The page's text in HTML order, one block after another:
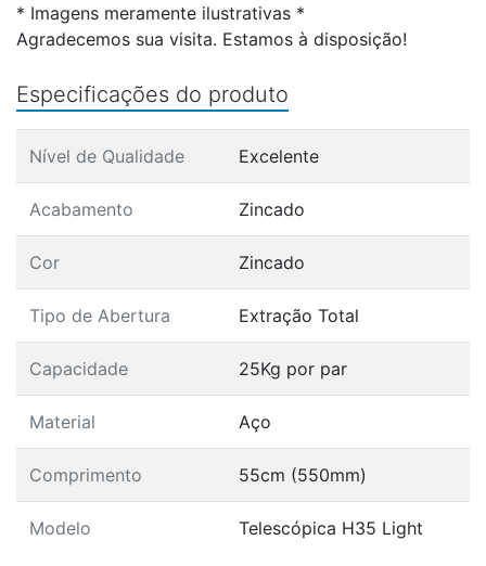
* Imagens meramente ilustrativas *
Agradecemos sua visita. Estamos à disposição!
Especificações do produto
Nível de Qualidade Excelente
Acabamento Zincado
Cor Zincado
Tipo de Abertura Extração Total
Capacidade 25Kg por par
Material Aço
Comprimento 55cm (550mm)
Modelo Telescópica H35 Light